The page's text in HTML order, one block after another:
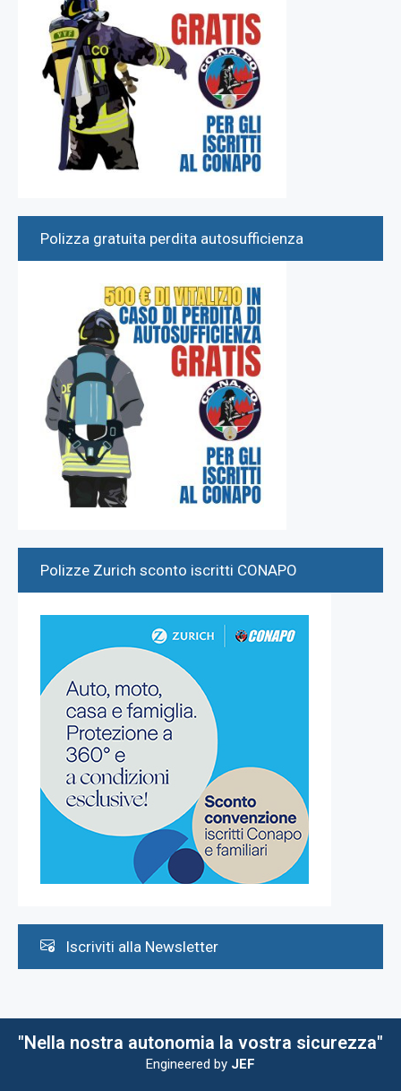
Polizza gratuita perdita autosufficienza
Polizze Zurich sconto iscritti CONAPO
Iscriviti alla Newsletter
"Nella nostra autonomia la vostra sicurezza"
Engineered by JEF